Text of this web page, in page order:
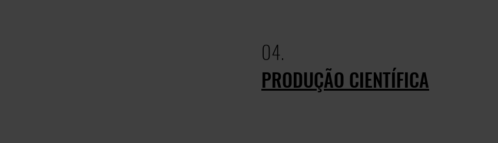
04.
PRODUÇÃO CIENTÍFICA